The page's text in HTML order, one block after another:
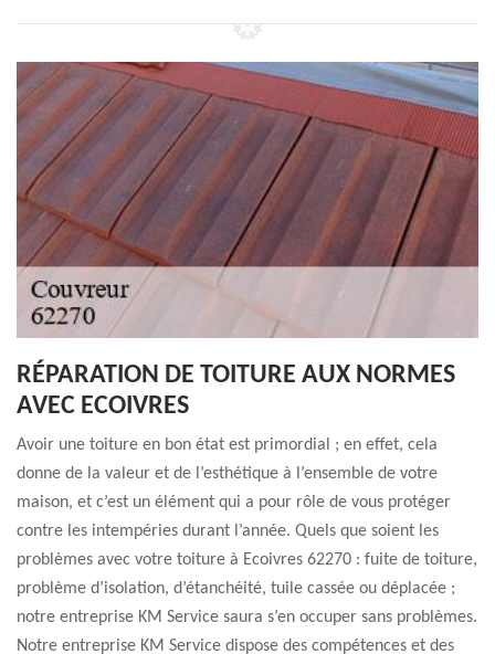
RÉPARATION DE TOITURE AUX NORMES
AVEC ECOIVRES
Avoir une toiture en bon état est primordial ; en effet, cela
donne de la valeur et de l’esthétique à l’ensemble de votre
maison, et c’est un élément qui a pour rôle de vous protéger
contre les intempéries durant l’année. Quels que soient les
problèmes avec votre toiture à Ecoivres 62270 : fuite de toiture,
problème d’isolation, d’étanchéité, tuile cassée ou déplacée ;
notre entreprise KM Service saura s’en occuper sans problèmes.
Notre entreprise KM Service dispose des compétences et des